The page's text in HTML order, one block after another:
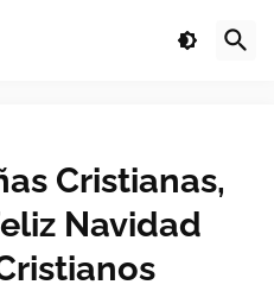
Cristianas,
Navidad